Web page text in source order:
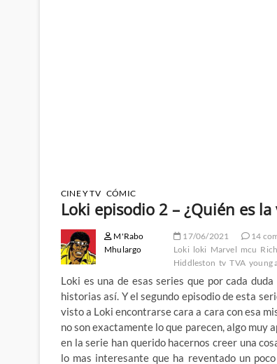
CINE Y TV CÓMIC
Loki episodio 2 – ¿Quién es
M'Rabo
Mhulargo
17/06/2021 14
Loki loki Marvel mcu
Hiddleston tv TVA young
Loki es una de esas series que por cada
historias así. Y el segundo episodio de esta
visto a Loki encontrarse cara a cara con esa
no son exactamente lo que parecen, algo muy
en la serie han querido hacernos creer una
lo mas interesante que ha reventado un